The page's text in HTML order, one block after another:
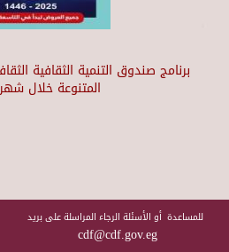
برنامج صندوق التنمية الثقافية
المتنوعة خلال
للمساعدة أو الأسئلة الرجاء المراسلة على بريد
cdf@cdf.gov.eg